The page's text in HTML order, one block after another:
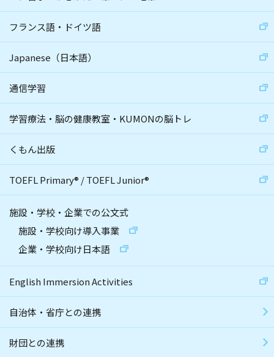
フランス語・ドイツ語
Japanese（日本語）
通信学習
学習療法・脳の健康教室・KUMONの脳トレ
くもん出版
TOEFL Primary® /TOEFL Junior®
施設・学校・企業での公文式
施設・学校向け導入事業
企業・学校向け日本語
English Immersion Activities
自治体・省庁との連携
財団との連携